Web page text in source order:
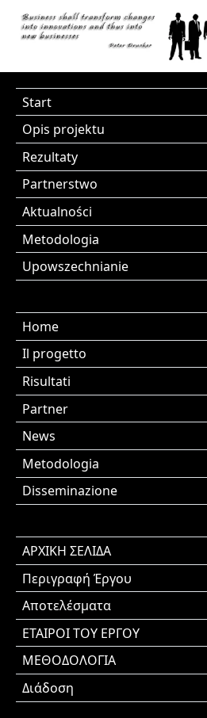
Start
Opis projektu
Rezultaty
Partnerstwo
Aktualności
Metodologia
Upowszechnianie
Home
Il progetto
Risultati
Partner
News
Metodologia
Disseminazione
ΑΡΧΙΚΗ ΣΕΛΙΔΑ
Περιγραφή Έργου
Αποτελέσματα
ΕΤΑΙΡΟΙ ΤΟΥ ΕΡΓΟΥ
ΜΕΘΟΔΟΛΟΓΙΑ
Διάδοση